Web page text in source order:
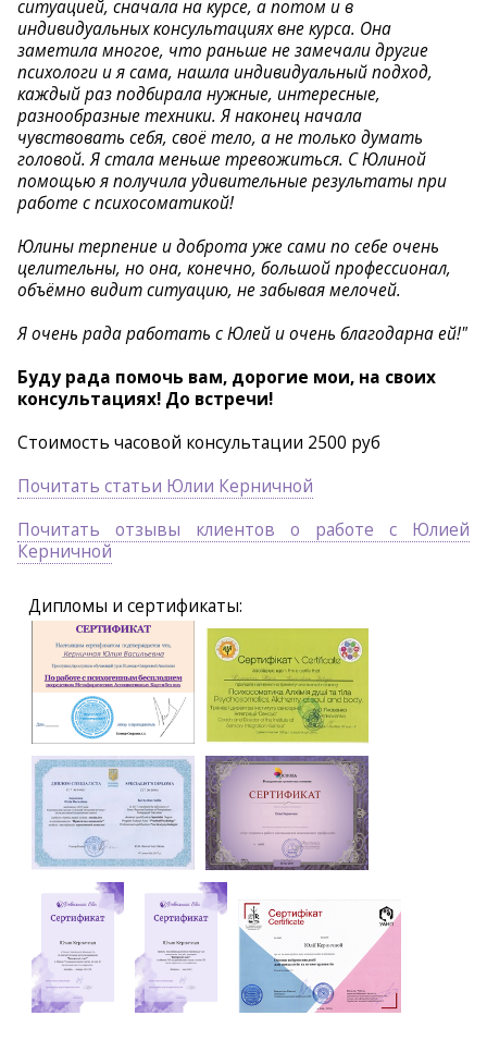
ситуацией, сначала на курсе, а потом и в
индивидуальных консультациях вне курса. Она
заметила многое, что раньше не замечали другие
психологи и я сама, нашла индивидуальный подход,
каждый раз подбирала нужные, интересные,
разнообразные техники. Я наконец начала
чувствовать себя, своё тело, а не только думать
головой. Я стала меньше тревожиться. С Юлиной
помощью я получила удивительные результаты при
работе с психосоматикой!
Юлины терпение и доброта уже сами по себе очень
целительны, но она, конечно, большой профессионал,
объёмно видит ситуацию, не забывая мелочей.
Я очень рада работать с Юлей и очень благодарна ей!"
Буду рада помочь вам, дорогие мои, на своих
консультациях! До встречи!
Стоимость часовой консультации 2500 руб
Почитать статьи Юлии Керничной
Почитать отзывы клиентов о работе с Юлией
Керничной
Дипломы и сертификаты: